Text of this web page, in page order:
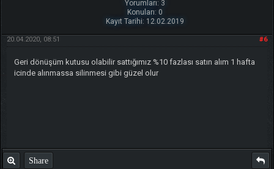
Yorumları: 3
Konuları: 0
Kayıt Tarihi: 12.02.2019
#6
20.04.2020, 08:51
Geri dönüşüm kutusu olabilir sattığımız %10 fazlası satın alım 1 hafta
icinde alınmassa silinmesi gibi güzel olur
Share